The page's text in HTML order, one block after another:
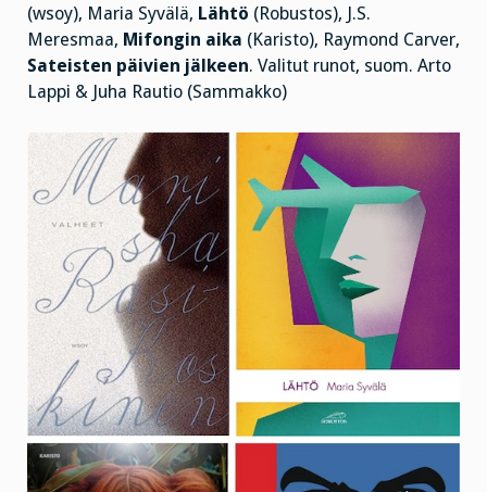
(wsoy), Maria Syvälä, Lähtö (Robustos), J.S.
Meresmaa, Mifongin aika (Karisto), Raymond Carver,
Sateisten päivien jälkeen. Valitut runot, suom. Arto
Lappi & Juha Rautio (Sammakko)